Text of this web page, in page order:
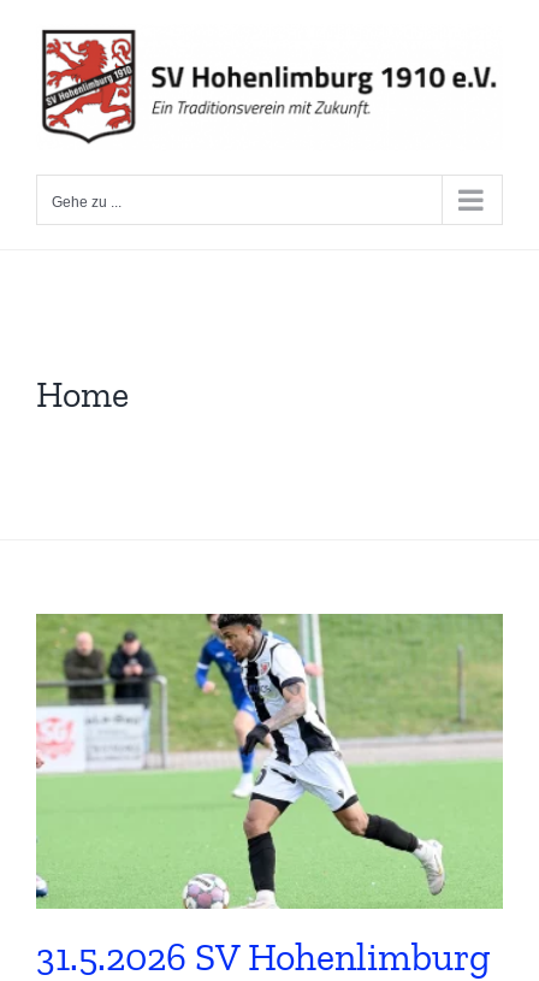
Inhalt
springen
Gehe zu ...
Home
31.5.2026 SV Hohenlimburg